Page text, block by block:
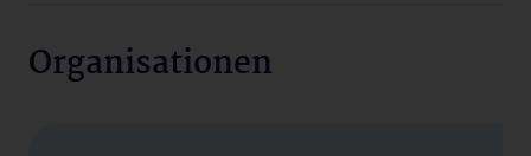
Organisationen